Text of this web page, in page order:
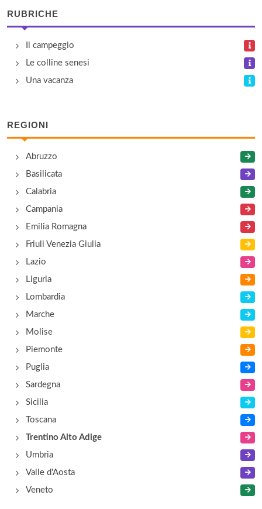
RUBRICHE
Il campeggio
Le colline senesi
Una vacanza
REGIONI
Abruzzo
Basilicata
Calabria
Campania
Emilia Romagna
Friuli Venezia Giulia
Lazio
Liguria
Lombardia
Marche
Molise
Piemonte
Puglia
Sardegna
Sicilia
Toscana
Trentino Alto Adige
Umbria
Valle d'Aosta
Veneto